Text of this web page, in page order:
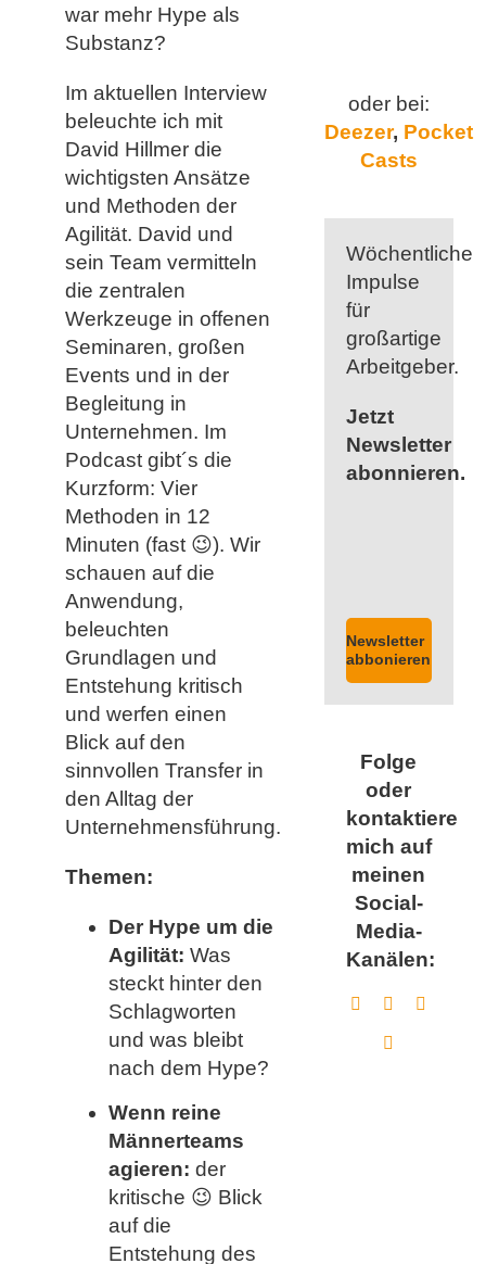
war mehr Hype als
Substanz?
Im aktuellen Interview
beleuchte ich mit
David Hillmer die
wichtigsten Ansätze
und Methoden der
Agilität. David und
sein Team vermitteln
die zentralen
Werkzeuge in offenen
Seminaren, großen
Events und in der
Begleitung in
Unternehmen. Im
Podcast gibt´s die
Kurzform: Vier
Methoden in 12
Minuten (fast 😉). Wir
schauen auf die
Anwendung,
beleuchten
Grundlagen und
Entstehung kritisch
und werfen einen
Blick auf den
sinnvollen Transfer in
den Alltag der
Unternehmensführung.
Themen:
Der Hype um die
Agilität: Was
steckt hinter den
Schlagworten
und was bleibt
nach dem Hype?
Wenn reine
Männerteams
agieren: der
kritische 😉 Blick
auf die
Entstehung des
oder bei:
Deezer, Pocket
Casts
Wöchentliche
Impulse
für
großartige
Arbeitgeber.
Jetzt
Newsletter
abonnieren.
Newsletter
abbonieren
Folge
oder
kontaktiere
mich auf
meinen
Social-
Media-
Kanälen: